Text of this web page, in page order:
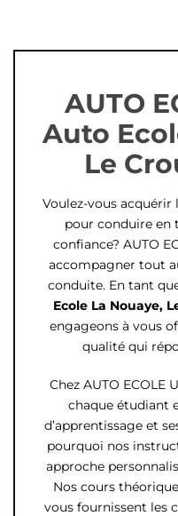
contenu
AUTO
Auto
Le
Voulez-vous acquérir
pour conduire en
confiance? AUTO
accompagner tout
conduite. En tant
Ecole La Nouaye,
engageons à vous
qualité qui
Chez AUTO ECOLE
chaque étudiant
d’apprentissage et
pourquoi nos
approche
Nos cours
vous fournissent les